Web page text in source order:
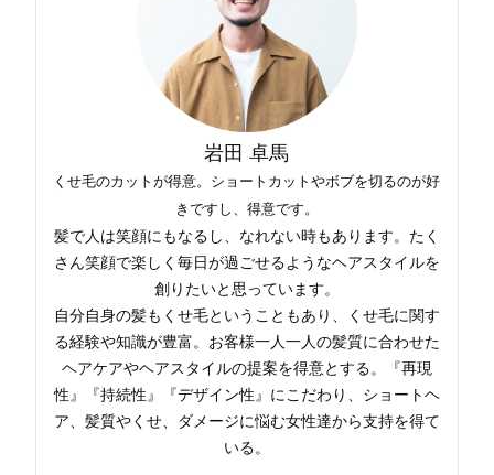
岩田 卓馬
くせ毛のカットが得意。ショートカットやボブを切るのが好
きですし、得意です。
髪で人は笑顔にもなるし、なれない時もあります。たく
さん笑顔で楽しく毎日が過ごせるようなヘアスタイルを
創りたいと思っています。
自分自身の髪もくせ毛ということもあり、くせ毛に関す
る経験や知識が豊富。お客様一人一人の髪質に合わせた
ヘアケアやヘアスタイルの提案を得意とする。『再現
性』『持続性』『デザイン性』にこだわり、ショートヘ
ア、髪質やくせ、ダメージに悩む女性達から支持を得て
いる。